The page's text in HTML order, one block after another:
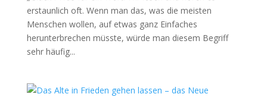
erstaunlich oft. Wenn man das, was die meisten
Menschen wollen, auf etwas ganz Einfaches
herunterbrechen müsste, würde man diesem Begriff
sehr häufig...